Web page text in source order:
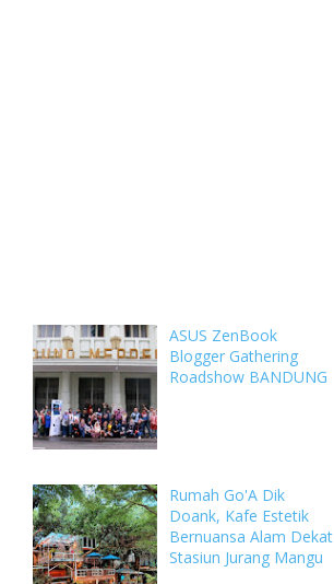
ASUS ZenBook
Blogger Gathering
Roadshow BANDUNG
Rumah Go'A Dik
Doank, Kafe Estetik
Bernuansa Alam Dekat
Stasiun Jurang Mangu